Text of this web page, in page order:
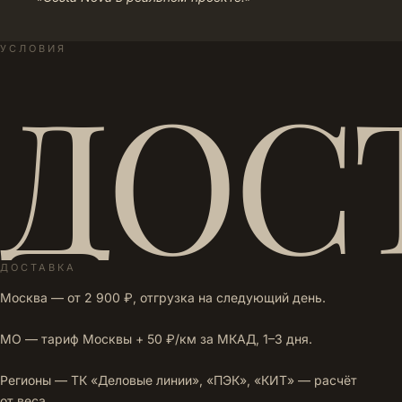
УСЛОВИЯ
ДОСТАВКА
Москва — от 2 900 ₽, отгрузка на следующий день.
МО — тариф Москвы + 50 ₽/км за МКАД, 1–3 дня.
Регионы — ТК «Деловые линии», «ПЭК», «КИТ» — расчёт